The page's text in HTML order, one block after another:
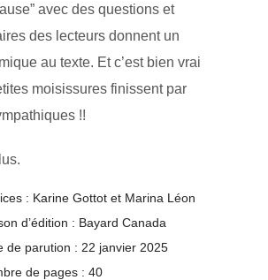
avec des questions et
des lecteurs donnent un
au texte. Et c’est bien vrai
moisissures finissent par
!!
: Karine Gottot et Marina Léon
d’édition : Bayard Canada
de parution : 22 janvier 2025
de pages : 40